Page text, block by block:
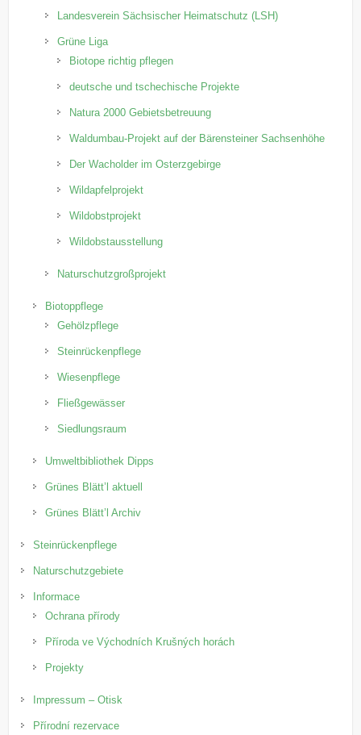
Landesverein Sächsischer Heimatschutz (LSH)
Grüne Liga
Biotope richtig pflegen
deutsche und tschechische Projekte
Natura 2000 Gebietsbetreuung
Waldumbau-Projekt auf der Bärensteiner Sachsenhöhe
Der Wacholder im Osterzgebirge
Wildapfelprojekt
Wildobstprojekt
Wildobstausstellung
Naturschutzgroßprojekt
Biotoppflege
Gehölzpflege
Steinrückenpflege
Wiesenpflege
Fließgewässer
Siedlungsraum
Umweltbibliothek Dipps
Grünes Blätt’l aktuell
Grünes Blätt’l Archiv
Steinrückenpflege
Naturschutzgebiete
Informace
Ochrana přírody
Příroda ve Východních Krušných horách
Projekty
Impressum – Otisk
Přírodní rezervace